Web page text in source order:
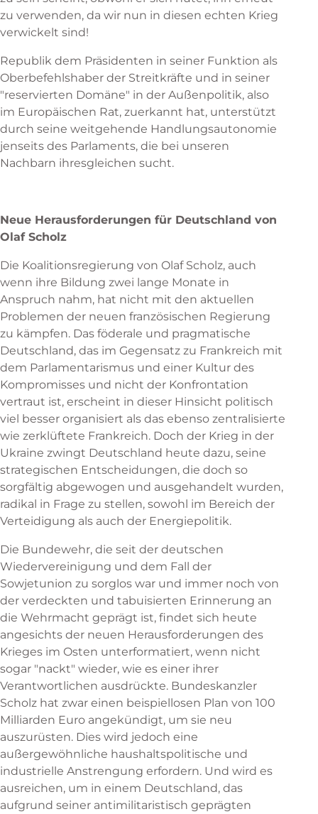
zu verwenden, da wir nun in diesen echten Krieg
verwickelt sind!
Republik dem Präsidenten in seiner Funktion als
Oberbefehlshaber der Streitkräfte und in seiner
"reservierten Domäne" in der Außenpolitik, also
im Europäischen Rat, zuerkannt hat, unterstützt
durch seine weitgehende Handlungsautonomie
jenseits des Parlaments, die bei unseren
Nachbarn ihresgleichen sucht.
Neue Herausforderungen für Deutschland von
Olaf Scholz
Die Koalitionsregierung von Olaf Scholz, auch
wenn ihre Bildung zwei lange Monate in
Anspruch nahm, hat nicht mit den aktuellen
Problemen der neuen französischen Regierung
zu kämpfen. Das föderale und pragmatische
Deutschland, das im Gegensatz zu Frankreich mit
dem Parlamentarismus und einer Kultur des
Kompromisses und nicht der Konfrontation
vertraut ist, erscheint in dieser Hinsicht politisch
viel besser organisiert als das ebenso zentralisierte
wie zerklüftete Frankreich. Doch der Krieg in der
Ukraine zwingt Deutschland heute dazu, seine
strategischen Entscheidungen, die doch so
sorgfältig abgewogen und ausgehandelt wurden,
radikal in Frage zu stellen, sowohl im Bereich der
Verteidigung als auch der Energiepolitik.
Die Bundewehr, die seit der deutschen
Wiedervereinigung und dem Fall der
Sowjetunion zu sorglos war und immer noch von
der verdeckten und tabuisierten Erinnerung an
die Wehrmacht geprägt ist, findet sich heute
angesichts der neuen Herausforderungen des
Krieges im Osten unterformatiert, wenn nicht
sogar "nackt" wieder, wie es einer ihrer
Verantwortlichen ausdrückte. Bundeskanzler
Scholz hat zwar einen beispiellosen Plan von 100
Milliarden Euro angekündigt, um sie neu
auszurüsten. Dies wird jedoch eine
außergewöhnliche haushaltspolitische und
industrielle Anstrengung erfordern. Und wird es
ausreichen, um in einem Deutschland, das
aufgrund seiner antimilitaristisch geprägten